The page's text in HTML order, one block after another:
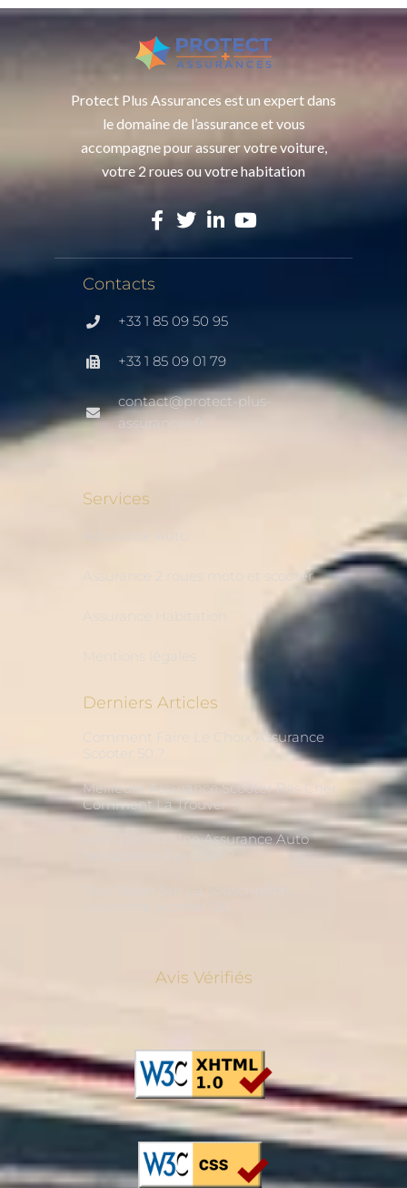
Protect Plus Assurances est un expert dans
le domaine de l’assurance et vous
accompagne pour assurer votre voiture,
votre 2 roues ou votre habitation
Contacts
+33 1 85 09 50 95
+33 1 85 09 01 79
contact@protect-plus-
assurances.fr
Services
Assurance Auto
Assurance 2 roues moto et scooter
Assurance Habitation
Mentions légales
Derniers Articles
Comment Faire Le Choix Assurance
Scooter 50 ?
Meilleure Assurance Scooter Pas Cher,
Comment La Trouver ?
Vous Désirez Une Assurance Auto
Tout Savoir Sur La Souscription
Assurance Scooter 125
Avis Vérifiés